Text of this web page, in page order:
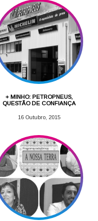
+ MINHO: PETROPNEUS,
QUESTÃO DE CONFIANÇA
16 Outubro, 2015